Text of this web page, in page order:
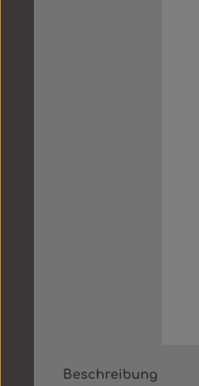
Beschreibung